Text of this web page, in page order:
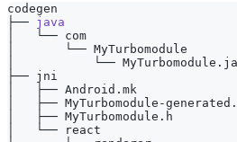
codegen
├── java
│   └── com
│       └── MyTurbomodule
│           └──
├── jni
│   ├── Android.mk
│   ├── MyTurbomodule-
│   ├── MyTurbomodule.h
│   └── react